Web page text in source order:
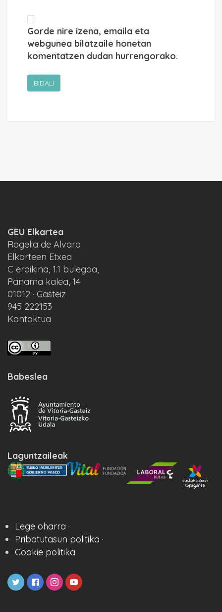
Gorde nire izena, emaila eta
webgunea bilatzaile honetan
komentatzen dudan hurrengorako.
GEU Elkartea
Rogelia de Alvaro
Elkarteen Etxea
C eraikina, 1.1 bulegoa,
Panama kalea, 14
01012 · Gasteiz
945 222153
Kontaktua
Babeslea
Laguntzaileak
Lege oharra ·
Pribatutasun politika ·
Cookie politika